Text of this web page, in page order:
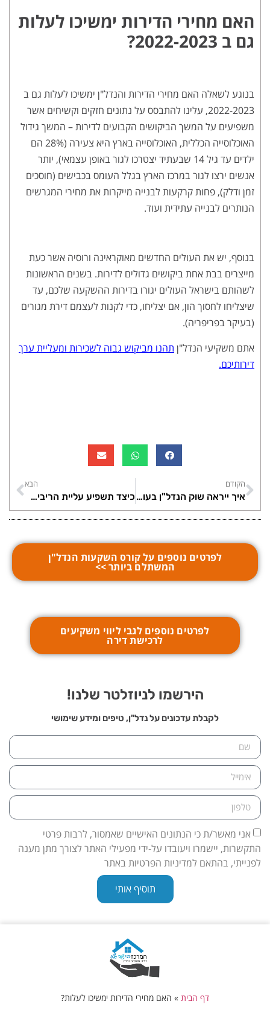
האם מחירי הדירות ימשיכו לעלות
גם ב 2022-2023?
בנוגע לשאלה האם מחירי הדירות והנדל"ן ימשיכו לעלות גם ב
2022-2023, עלינו להתבסס על נתונים חזקים וקשיחים אשר
משפיעים על המשך הביקושים הקבועים לדירות – המשך גידול
האוכלוסייה הכללית, האוכלוסייה בארץ היא צעירה (28% הם
ילדים עד גיל 14 שבעתיד יצטרכו לגור באופן עצמאי), יותר
אנשים ירצו לגור במרכז הארץ בגלל העומס בכבישים (חוסכים
זמן ודלק), פחות קרקעות לבנייה מייקרות את מחירי המגרשים
הנותרים לבנייה עתידית ועוד.
בנוסף, יש את העולים החדשים מאוקראינה ורוסיה אשר כעת
מייצרים בבת אחת ביקושים גדולים לדירות. בשנים הראשונות
לשהותם בישראל העולים יגורו בדירות ההשקעה שלכם, עד
שיצליחו לחסוך הון, אם יצליחו, כדי לקנות לעצמם דירת מגורים
(בעיקר בפריפריה).
אתם משקיעי הנדל"ן תהנו מביקוש גבוה לשכירות ומעליית ערך
דירותיכם.
הקודם
איך ייראה שוק הנדל"ן בעוד 20 שנים?
הבא
כיצד תשפיע עליית הריבית על שוק הנדל"ן?
לפרטים נוספים על קורס השקעות הנדל"ן
המשתלם ביותר >>
לפרטים נוספים לגבי ליווי משקיעים
לרכישת דירה
הירשמו לניוזלטר שלנו!
לקבלת עדכונים על נדל"ן, טיפים ומידע שימושי
אני מאשר/ת כי הנתונים האישיים שאמסור, לרבות פרטי
התקשרות, יישמרו ויעובדו על-ידי מפעילי האתר לצורך מתן מענה
לפנייתי, בהתאם למדיניות הפרטיות באתר
תוסיף אותי
דף הבית » האם מחירי הדירות ימשיכו לעלות?